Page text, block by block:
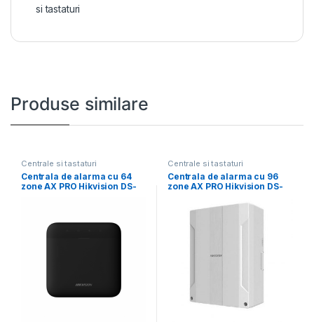
si tastaturi
Produse similare
Centrale si tastaturi
Centrala de alarma cu 64
zone AX PRO Hikvision DS-
Centrale si tastaturi
Centrala de alarma cu 96
zone AX PRO Hikvision DS-